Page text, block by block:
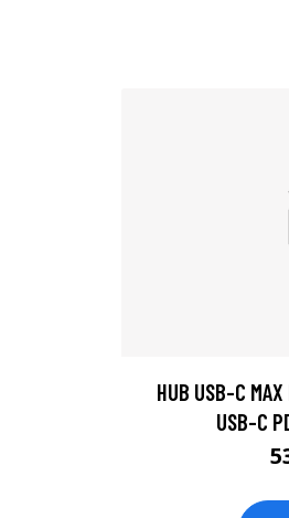
HUB USB-C
USB-C